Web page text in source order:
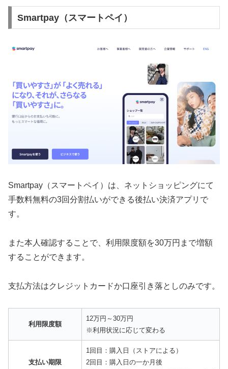
Smartpay（スマートペイ）
Smartpay（スマートペイ）は、ネットショッピングにて
手数料無料の3回分割払いができる後払い決済アプリで
す。
また本人確認することで、利用限度額を30万円まで増額
することができます。
支払方法はクレジットカードか口座引き落としのみです。
利用限度額
12万円～30万円
※利用状況に応じて変わる
支払い期限
1回目：購入日（ストアによる）
2回目：購入日の一か月後